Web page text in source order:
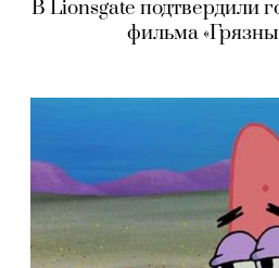
В Lionsgate подтвердили
фильма